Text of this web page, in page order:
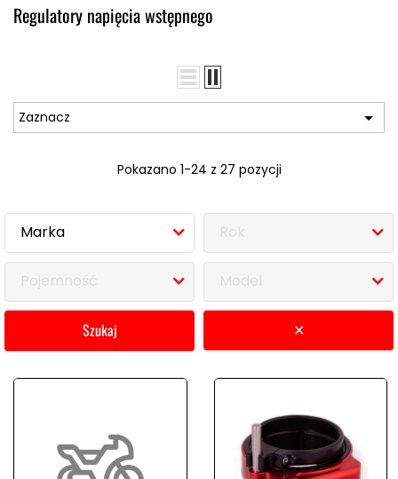
Regulatory napięcia wstępnego
Zaznacz 
Pokazano 1-24 z 27 pozycji
Marka Rok
Pojemność Model
szukaj ✕